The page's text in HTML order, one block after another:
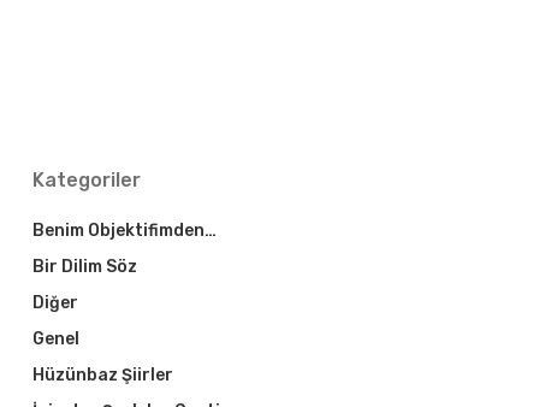
Kategoriler
Benim Objektifimden…
Bir Dilim Söz
Diğer
Genel
Hüzünbaz Şiirler